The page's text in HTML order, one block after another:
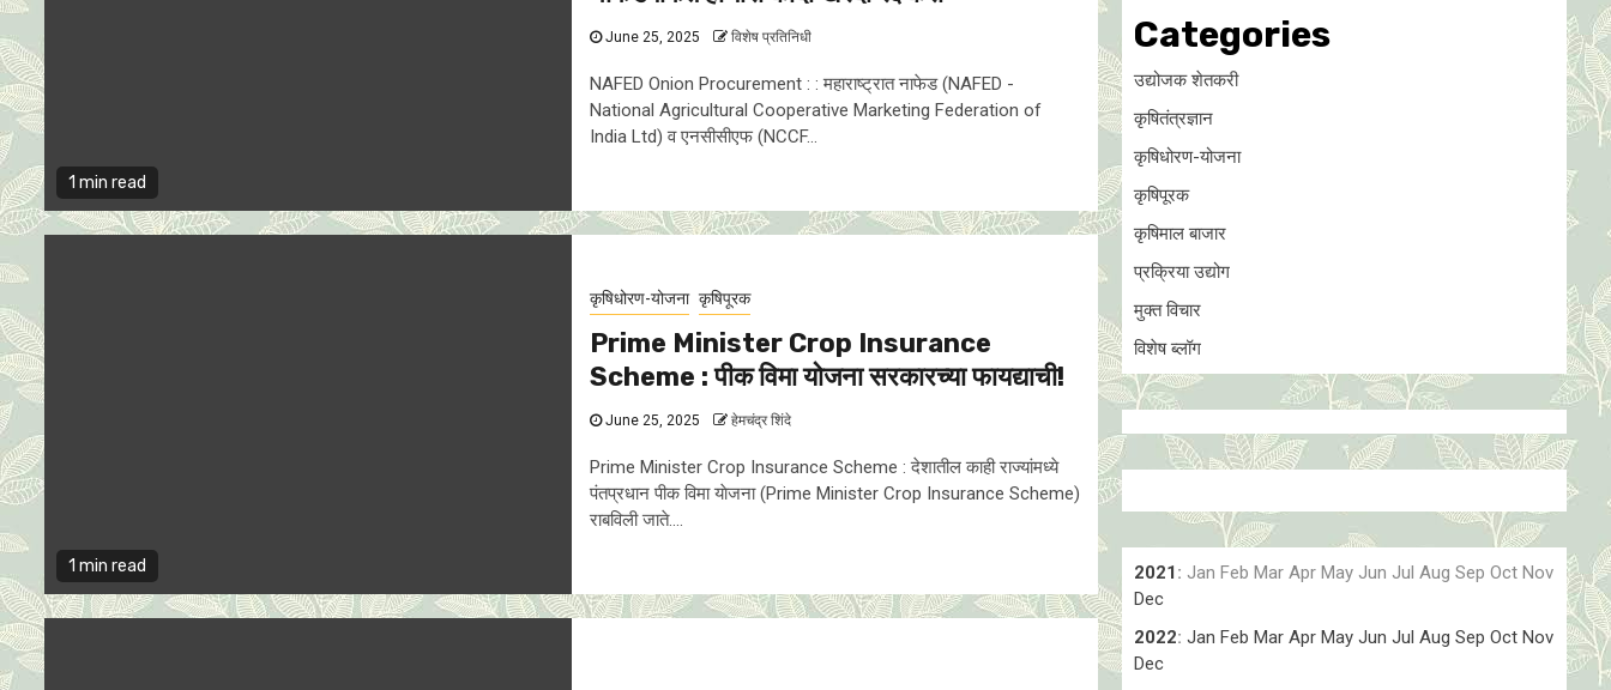
1 min read
June 25, 2025 विशेष प्रतिनिधी
NAFED Onion Procurement : : महाराष्ट्रात नाफेड (NAFED -
National Agricultural Cooperative Marketing Federation of
India Ltd) व एनसीसीएफ (NCCF...
1 min read
कृषिधोरण-योजना कृषिपूरक
Prime Minister Crop Insurance
Scheme : पीक विमा याेजना सरकारच्या फायद्याची!
June 25, 2025 हेमचंद्र शिंदे
Prime Minister Crop Insurance Scheme : देशातील काही राज्यांमध्ये
पंतप्रधान पीक विमा याेजना (Prime Minister Crop Insurance Scheme)
राबविली जाते....
Categories
उद्योजक शेतकरी
कृषितंत्रज्ञान
कृषिधोरण-योजना
कृषिपूरक
कृषिमाल बाजार
प्रक्रिया उद्योग
मुक्त विचार
विशेष ब्लॉग
2021 : Jan Feb Mar Apr May Jun Jul Aug Sep Oct Nov
Dec
2022: Jan Feb Mar Apr May Jun Jul Aug Sep Oct Nov
Dec